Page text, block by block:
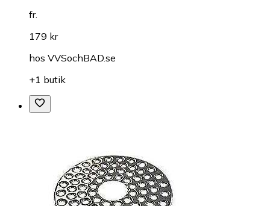
fr.
179 kr
hos VVSochBAD.se
+1 butik